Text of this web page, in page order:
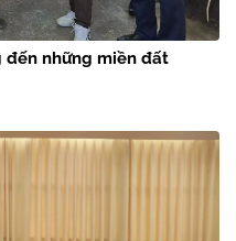
đến những miền đất